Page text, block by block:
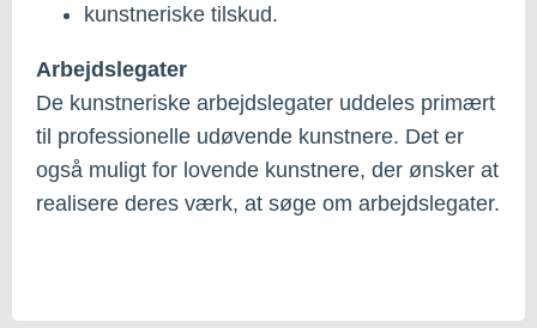
kunstneriske tilskud.
Arbejdslegater
De kunstneriske arbejdslegater uddeles primært
til professionelle udøvende kunstnere. Det er
også muligt for lovende kunstnere, der ønsker at
realisere deres værk, at søge om arbejdslegater.